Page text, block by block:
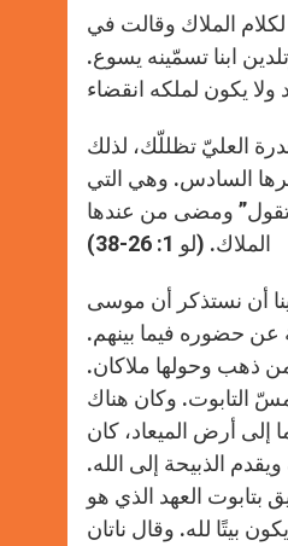
الملاك وقالت في
ابنا تسمّينه يسوع.
العليّ تظللّك، لذلك
السادس. وهي التي
تقول” ومضى من عندها
الملاك. (لو 1: 26-38)
أن نستذكر أن موسى
عن حضوره فيما بينهم.
ذهب وحولها ملاكان.
التابوت. وكان هناك
إلى أرض الميعاد، كان
الذبيحة إلى الله.
بتابوت العهد الذي هو
بيتًا لله. وقال ناتان